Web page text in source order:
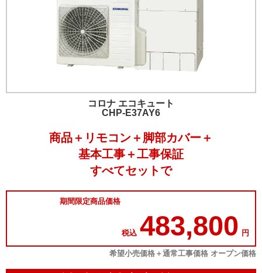
コロナ エコキュート
CHP-E37AY6
商品＋リモコン＋脚部カバー＋
基本工事＋工事保証
すべてセットで
期間限定商品価格
税込 483,800 円
希望小売価格＋通常工事価格 オープン価格